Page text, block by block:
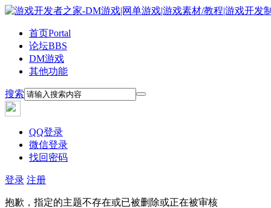
首页Portal
论坛BBS
DM游戏
其他功能
搜索
QQ登录
微信登录
找回密码
登录 注册
抱歉，指定的主题不存在或已被删除或正在被审核